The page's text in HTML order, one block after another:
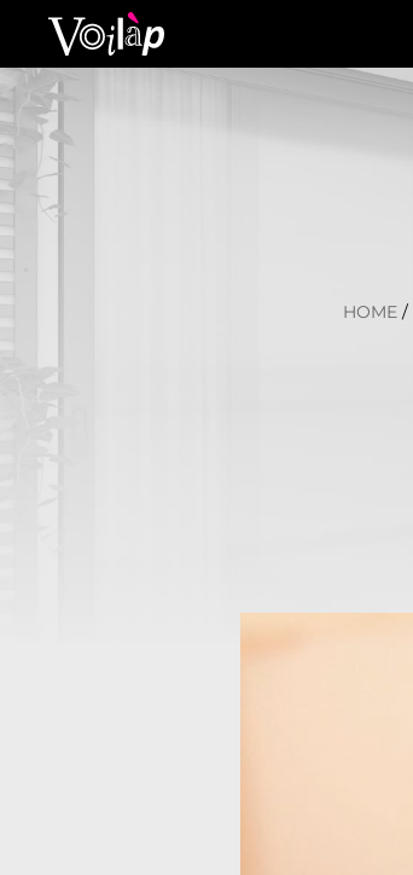
HOME/